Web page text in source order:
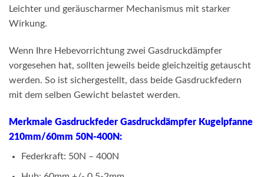
Leichter und geräuscharmer Mechanismus mit starker
Wirkung.
Wenn Ihre Hebevorrichtung zwei Gasdruckdämpfer
vorgesehen hat, sollten jeweils beide gleichzeitig getauscht
werden. So ist sichergestellt, dass beide Gasdruckfedern
mit dem selben Gewicht belastet werden.
Merkmale Gasdruckfeder Gasdruckdämpfer Kugelpfanne
210mm/60mm 50N-400N:
Federkraft: 50N – 400N